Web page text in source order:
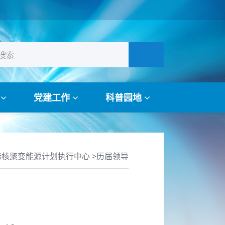
党建工作 科普园地
聚变能源计划执行中心>历届领导